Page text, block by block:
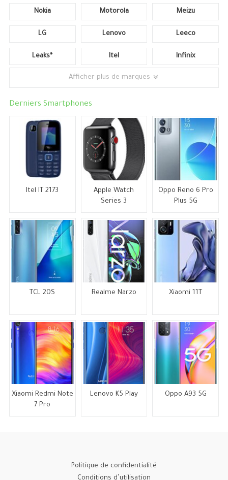
Nokia Motorola Meizu
LG Lenovo Leeco
Leaks* Itel Infinix
Afficher plus de marques
Derniers Smartphones
Itel IT 2173
Apple Watch
Series 3
Oppo Reno 6 Pro
Plus 5G
TCL 20S Realme Narzo Xiaomi 11T
Xiaomi Redmi Note
7 Pro
Lenovo K5 Play Oppo A93 5G
Politique de confidentialité